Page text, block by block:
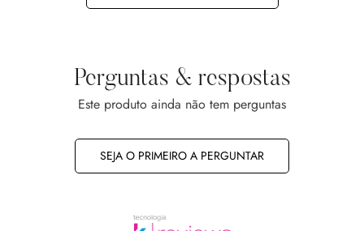
Perguntas & respostas
Este produto ainda não tem perguntas
SEJA O PRIMEIRO A PERGUNTAR